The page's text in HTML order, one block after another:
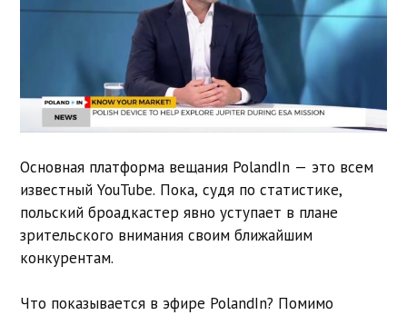
Основная платформа вещания PolandIn — это всем
известный YouTube. Пока, судя по статистике,
польский броадкастер явно уступает в плане
зрительского внимания своим ближайшим
конкурентам.
Что показывается в эфире PolandIn? Помимо